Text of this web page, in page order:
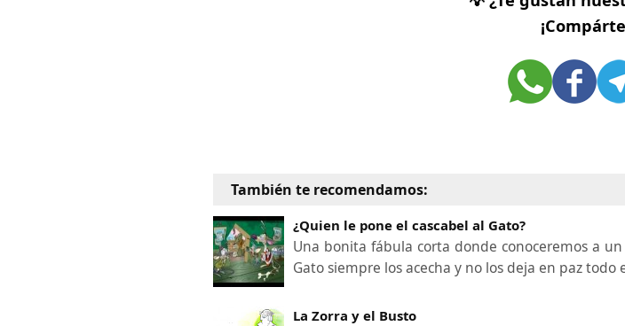
También te recomendamos:
¿Quien le pone el cascabel al Gato?
Una bonita fábula corta donde conoceremos a
Gato siempre los acecha y no los deja en paz todo
La Zorra y el Busto